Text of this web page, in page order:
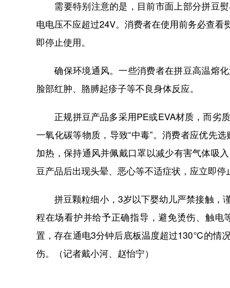
需要特别注意的是，目前市面上部分拼豆熨
电电压不应超过24V。消费者在使用前务必查
即停止使用。
确保环境通风。一些消费者在拼豆高温熔化
脸部红肿、胳膊起疹子等不良身体反应。
正规拼豆产品多采用PE或EVA材质，而劣质
一氧化碳等物质，导致“中毒”。消费者应优先
加热，保持通风并佩戴口罩以减少有害气体吸
豆产品后出现头晕、恶心等不适症状，应立即停
拼豆颗粒细小，3岁以下婴幼儿严禁接触，谨
程在场看护并给予正确指导，避免烫伤、触电
置，存在通电3分钟后底板温度超过130℃的情
伤。（记者戴小河、赵怡宁）